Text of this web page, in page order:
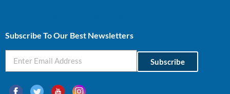
Subscribe To Our Best Newsletters
Subscribe